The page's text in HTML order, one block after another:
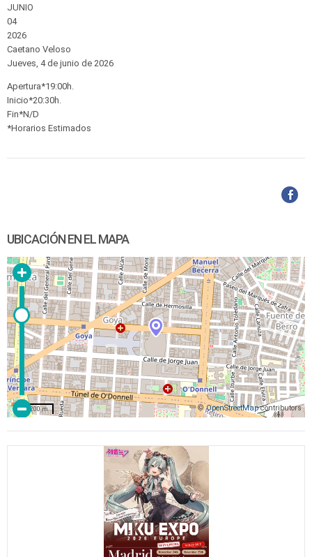
JUNIO
04
2026
Caetano Veloso
Jueves, 4 de junio de 2026
Apertura*19:00h.
Inicio*20:30h.
Fin*N/D
*Horarios Estimados
UBICACIÓN EN EL MAPA
©OpenStreetMapcontributors
200 m